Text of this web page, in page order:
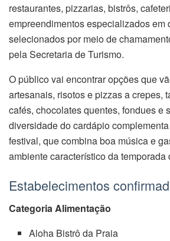
restaurantes, pizzarias, bistrôs,
empreendimentos especializados em
selecionados por meio de
pela Secretaria de Turismo.
O público vai encontrar opções que
artesanais, risotos e pizzas a crepes,
cafés, chocolates quentes, fondues e
diversidade do cardápio
festival, que combina boa música e
ambiente característico da temporada
Estabelecimentos
Categoria Alimentação
Aloha Bistrô da Praia